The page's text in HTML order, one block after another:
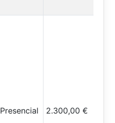
Presencial 2.300,00 €